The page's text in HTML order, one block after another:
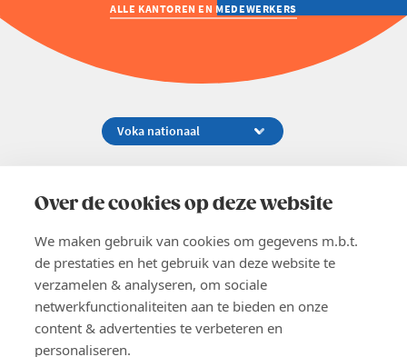
Over de cookies op deze website
We maken gebruik van cookies om gegevens m.b.t.
de prestaties en het gebruik van deze website te
verzamelen & analyseren, om sociale
netwerkfunctionaliteiten aan te bieden en onze
content & advertenties te verbeteren en
personaliseren.
ALLE KANTOREN EN MEDEWERKERS
02 229 81 11
EN